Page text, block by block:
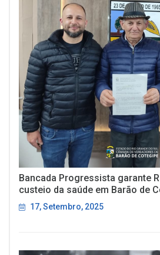
Bancada Progressista garante
custeio da saúde em Barão de
17, Setembro, 2025